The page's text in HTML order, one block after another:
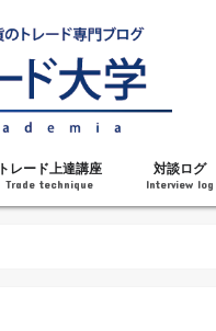
トレード上達講座
Trade technique
対談ログ
Interview log